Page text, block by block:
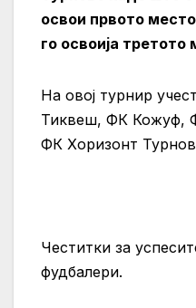
освои првото
го освоија третото
На овој турнир
Тиквеш, ФК Кожуф,
ФК Хоризонт
Честитки за
фудбалери.